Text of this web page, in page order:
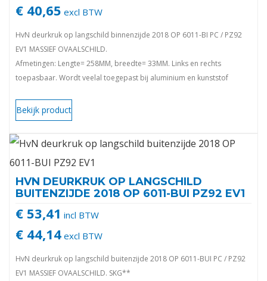
€ 40,65 excl BTW
HvN deurkruk op langschild binnenzijde 2018 OP 6011-BI PC / PZ92
EV1 MASSIEF OVAALSCHILD.
Afmetingen: Lengte= 258MM, breedte= 33MM. Links en rechts
toepasbaar. Wordt veelal toegepast bij aluminium en kunststof
Bekijk product
HVN DEURKRUK OP LANGSCHILD
BUITENZIJDE 2018 OP 6011-BUI PZ92 EV1
€ 53,41 incl BTW
€ 44,14 excl BTW
HvN deurkruk op langschild buitenzijde 2018 OP 6011-BUI PC / PZ92
EV1 MASSIEF OVAALSCHILD. SKG**